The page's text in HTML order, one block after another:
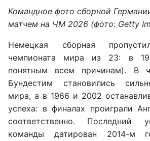
Командное фото сборной
матчем на ЧМ 2026 (фото: Getty
Немецкая сборная
чемпионата мира из 23: в
понятным всем причинам). В
Бундестим становились
мира, а в 1966 и 2002
успеха: в финалах проиграли
соответственно. Последний
команды датирован 2014-м